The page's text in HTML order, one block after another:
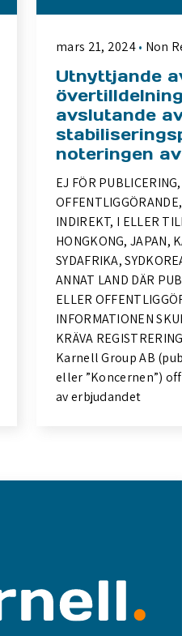
mars 21, 2024 Non
Utnyttjande
avslutande
noteringen
EJ FÖR
INDIREKT, I ELLER
HONGKONG, JAPAN,
SYDAFRIKA,
ANNAT LAND DÄR
ELLER
INFORMATIONEN
KRÄVA
Karnell Group AB
eller ”Koncernen”)
av erbjudandet